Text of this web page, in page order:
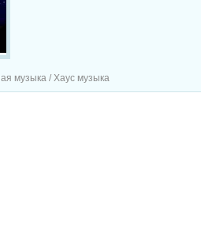
музыка / Хаус музыка